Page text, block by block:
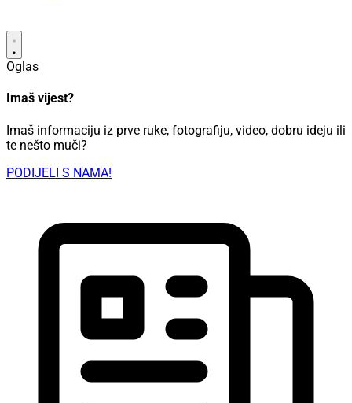
Oglas
Imaš vijest?
Imaš informaciju iz prve ruke, fotografiju, video, dobru ideju ili
te nešto muči?
PODIJELI S NAMA!